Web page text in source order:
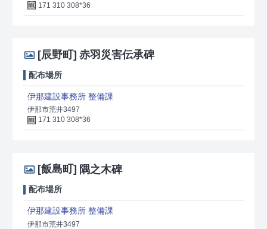
171 310 308*36
[辰野町] 赤羽災害伝承碑
配布場所
伊那建設事務所 整備課
伊那市荒井3497
171 310 308*36
[飯島町] 隅之木碑
配布場所
伊那建設事務所 整備課
伊那市荒井3497